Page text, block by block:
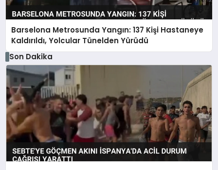
Barselona Metrosunda Yangın: 137 Kişi Hastaneye
Kaldırıldı, Yolcular Tünelden Yürüdü
Son Dakika